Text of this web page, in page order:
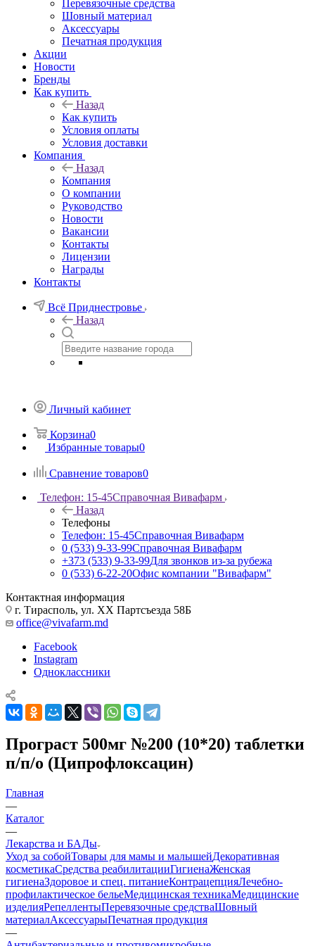
Перевязочные средства
Шовный материал
Аксессуары
Печатная продукция
Акции
Новости
Бренды
Как купить
Назад
Как купить
Условия оплаты
Условия доставки
Компания
Назад
Компания
О компании
Руководство
Новости
Вакансии
Контакты
Лицензии
Награды
Контакты
Всё Приднестровье
Назад
Личный кабинет
Корзина0
Избранные товары0
Сравнение товаров0
Телефон: 15-45Справочная Вивафарм
Назад
Телефоны
Телефон: 15-45Справочная Вивафарм
0 (533) 9-33-99Справочная Вивафарм
+373 (533) 9-33-99Для звонков из-за рубежа
0 (533) 6-22-20Офис компании "Вивафарм"
Контактная информация
г. Тирасполь, ул. ХХ Партсъезда 58Б
office@vivafarm.md
Facebook
Instagram
Одноклассники
Програст 500мг №200 (10*20) таблетки
п/п/о (Ципрофлоксацин)
Главная
—
Каталог
—
Лекарства и БАДы
Уход за собойТовары для мамы и малышейДекоративная
косметикаСредства реабилитацииГигиенаЖенская
гигиенаЗдоровое и спец. питаниеКонтрацепцияЛечебно-
профилактическое бельеМедицинская техникаМедицинские
изделияРепеллентыПеревязочные средстваШовный
материалАксессуарыПечатная продукция
—